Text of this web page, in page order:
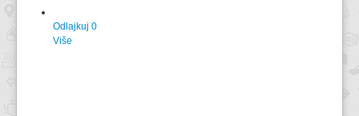
Odlajkuj 0
Više